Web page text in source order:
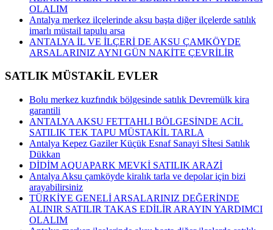
OLALIM
Antalya merkez ilçelerinde aksu başta diğer ilçelerde satılık
imarlı müstail tapulu arsa
ANTALYA İL VE İLÇERİ DE AKSU ÇAMKÖYDE
ARSALARINIZ AYNI GÜN NAKİTE ÇEVRİLİR
SATLIK MÜSTAKİL EVLER
Bolu merkez kuzfındık bölgesinde satılık Devremülk kira
garantili
ANTALYA AKSU FETTAHLI BÖLGESİNDE ACİL
SATILIK TEK TAPU MÜSTAKİL TARLA
Antalya Kepez Gaziler Küçük Esnaf Sanayi Sİtesi Satılık
Dükkan
DİDİM AQUAPARK MEVKİ SATILIK ARAZİ
Antalya Aksu çamköyde kiralık tarla ve depolar için bizi
arayabilirsiniz
TÜRKİYE GENELİ ARSALARINIZ DEĞERİNDE
ALINIR SATILIR TAKAS EDİLİR ARAYIN YARDIMCI
OLALIM